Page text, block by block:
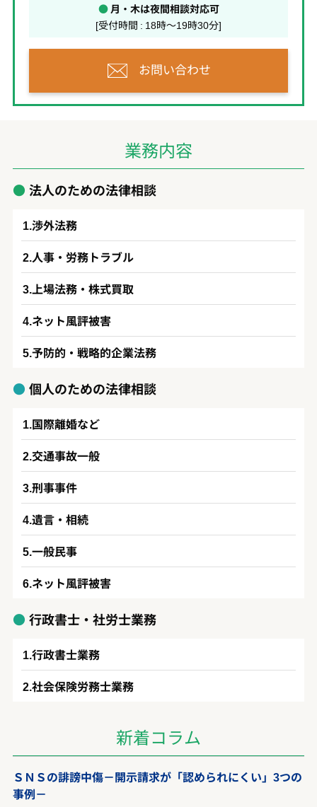
●月・木は夜間相談対応可
[受付時間 : 18時～19時30分]
お問い合わせ
業務内容
法人のための法律相談
渉外法務
人事・労務トラブル
上場法務・株式買取
ネット風評被害
予防的・戦略的企業法務
個人のための法律相談
国際離婚など
交通事故一般
刑事事件
遺言・相続
一般民事
ネット風評被害
行政書士・社労士業務
行政書士業務
社会保険労務士業務
新着コラム
ＳＮＳの誹謗中傷－開示請求が「認められにくい」3つの
事例－